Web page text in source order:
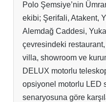
Polo Şemsiye’nin
ekibi; Şerifali, Atakent,
Alemdağ Caddesi,
çevresindeki
villa, showroom ve
DELUX motorlu
opsiyonel motorlu LED
senaryosuna göre